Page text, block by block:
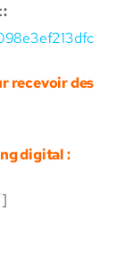
:
recevoir des
digital :